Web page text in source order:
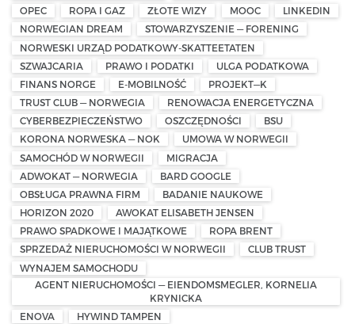
OPEC
ROPA I GAZ ZŁOTE WIZY MOOC
LINKEDIN
NORWEGIAN DREAM
STOWARZYSZENIE — FORENING
NORWESKI URZĄD PODATKOWY-SKATTEETATEN
SZWAJCARIA
PRAWO I PODATKI
ULGA PODATKOWA
FINANS NORGE
E-MOBILNOŚĆ
PROJEKT—K
TRUST CLUB — NORWEGIA
RENOWACJA ENERGETYCZNA
CYBERBEZPIECZEŃSTWO
OSZCZĘDNOŚCI
BSU
KORONA NORWESKA — NOK
UMOWA W NORWEGII
SAMOCHÓD W NORWEGII
MIGRACJA
ADWOKAT — NORWEGIA
BARD GOOGLE
OBSŁUGA PRAWNA FIRM
BADANIE NAUKOWE
HORIZON 2020
AWOKAT ELISABETH JENSEN
PRAWO SPADKOWE I MAJĄTKOWE
ROPA BRENT
SPRZEDAŻ NIERUCHOMOŚCI W NORWEGII
CLUB TRUST
WYNAJEM SAMOCHODU
AGENT NIERUCHOMOŚCI — EIENDOMSMEGLER, KORNELIA
KRYNICKA
ENOVA
HYWIND TAMPEN